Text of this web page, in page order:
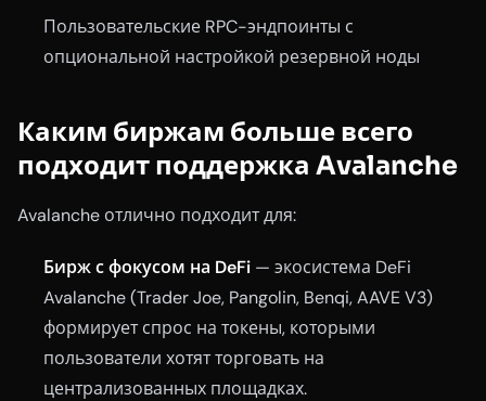
Пользовательские RPC-эндпоинты с
опциональной настройкой резервной ноды
Каким биржам больше всего
подходит поддержка Avalanche
Avalanche отлично подходит для:
Бирж с фокусом на DeFi — экосистема DeFi
Avalanche (Trader Joe, Pangolin, Benqi, AAVE V3)
формирует спрос на токены, которыми
пользователи хотят торговать на
централизованных площадках.